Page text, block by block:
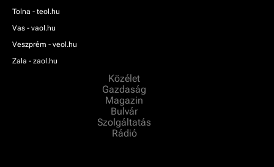
Tolna - teol.hu
Vas - vaol.hu
Veszprém - veol.hu
Zala - zaol.hu
Közélet
Gazdaság
Magazin
Bulvár
Szolgáltatás
Rádió